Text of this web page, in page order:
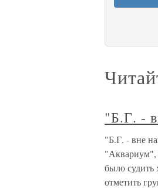
"Б.Г. -
"Б.Г. - вне
"Аквариум",
было
отметить